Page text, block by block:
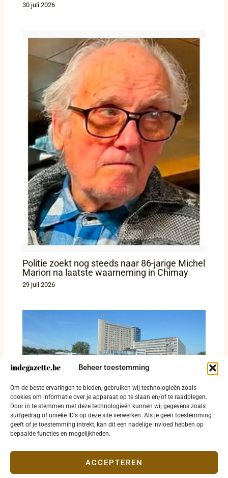
Beheer toestemming
Om de beste ervaringen te bieden, gebruiken wij technologieën zoals
cookies om informatie over je apparaat op te slaan en/of te raadplegen.
Door in te stemmen met deze technologieën kunnen wij gegevens zoals
surfgedrag of unieke ID's op deze site verwerken. Als je geen toestemming
geeft of je toestemming intrekt, kan dit een nadelige invloed hebben op
bepaalde functies en mogelijkheden.
ACCEPTEREN
30 juli 2026
Politie zoekt nog steeds naar 86-jarige Michel
Marion na laatste waarneming in Chimay
29 juli 2026
Vlucht uit AZ Sint-Jan eindigt met arrestatie
in Noord-Frankrijk
28 juli 2026